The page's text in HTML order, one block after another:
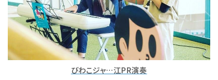
びわこジャ…江PR演奏